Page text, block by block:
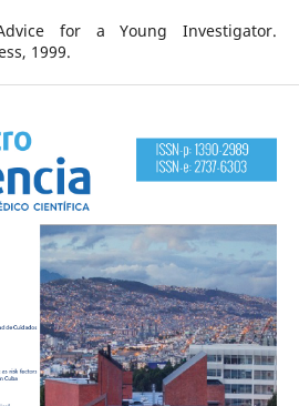
for a Young Investigator.
1999.